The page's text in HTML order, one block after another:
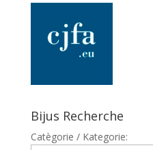
Bijus Recherche
Catègorie / Kategorie: